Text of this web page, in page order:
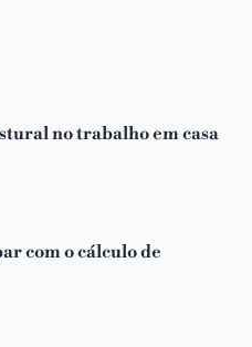
no trabalho em casa
com o cálculo de